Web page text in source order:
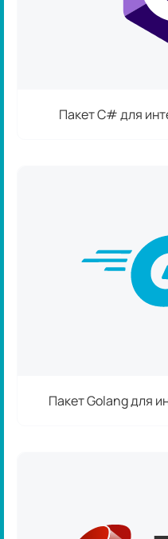
Пакет C# для
Пакет Golang для